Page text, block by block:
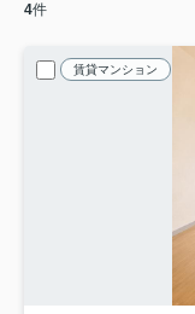
4件
賃貸マンション